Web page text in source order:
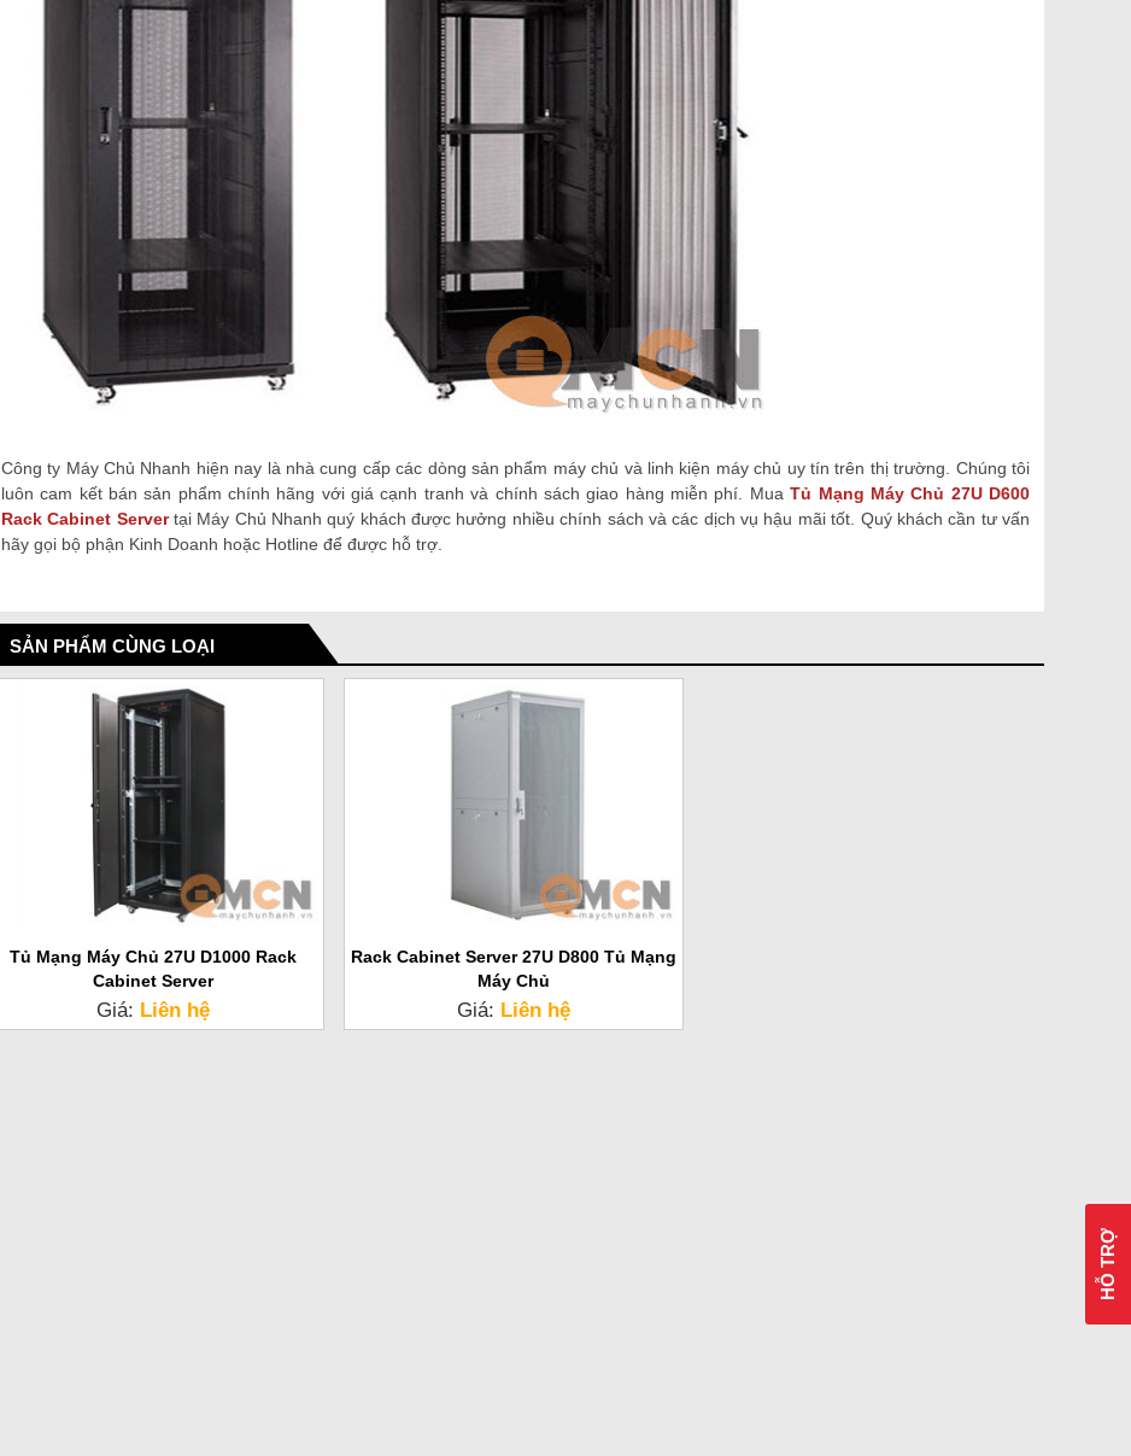
HỖ TRỢ
Công ty Máy Chủ Nhanh hiện nay là nhà cung cấp các dòng sản phẩm máy chủ và linh kiện máy chủ uy tín trên thị trường. Chúng tôi
luôn cam kết bán sản phẩm chính hãng với giá cạnh tranh và chính sách giao hàng miễn phí. MuaTủ Mạng Máy Chủ 27U D600
Rack Cabinet Server tại Máy Chủ Nhanh quý khách được hưởng nhiều chính sách và các dịch vụ hậu mãi tốt. Quý khách cần tư vấn
hãy gọi bộ phận Kinh Doanh hoặc Hotline để được hỗ trợ.
SẢN PHẨM CÙNG LOẠI
Tủ Mạng Máy Chủ 27U D1000 Rack
Cabinet Server
Giá: Liên hệ
Rack Cabinet Server 27U D800 Tủ Mạng
Máy Chủ
Giá: Liên hệ